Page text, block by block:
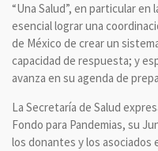
“Una Salud”, en particular
esencial lograr una
de México de crear un
capacidad de respuesta; y
avanza en su agenda de
La Secretaría de Salud
Fondo para Pandemias, su
los donantes y los asociados